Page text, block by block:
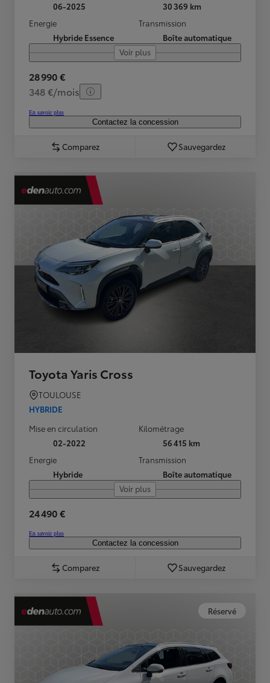
06-2025
30 369 km
Energie
Hybride Essence
Transmission
Boîte automatique
Voir plus
28 990 €
348 €/mois
En savoir plus
Contactez la concession
Comparez Sauvegardez
Toyota Yaris Cross
TOULOUSE
HYBRIDE
Mise en circulation
02-2022
Kilométrage
56 415 km
Energie
Hybride
Transmission
Boîte automatique
Voir plus
24 490 €
En savoir plus
Contactez la concession
Comparez Sauvegardez
Réservé